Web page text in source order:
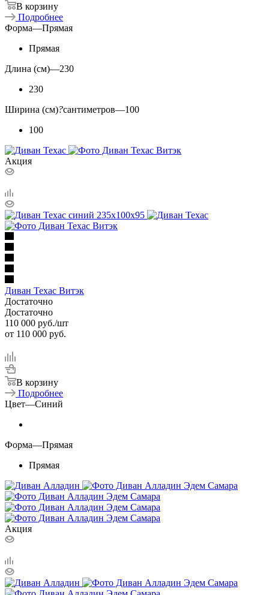
В корзину
Подробнее
Форма—Прямая
Прямая
Длина (см)—230
230
Ширина (см)?сантиметров—100
100
Акция
Диван Техас Витэк
Достаточно
Достаточно
110 000 руб./шт
от 110 000 руб.
В корзину
Подробнее
Цвет—Синий
Форма—Прямая
Прямая
Акция